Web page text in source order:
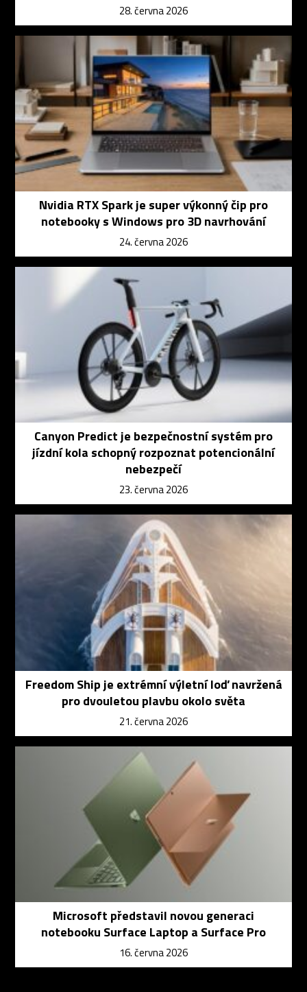
28. června 2026
Nvidia RTX Spark je super výkonný čip pro
notebooky s Windows pro 3D navrhování
24. června 2026
Canyon Predict je bezpečnostní systém pro
jízdní kola schopný rozpoznat potencionální
nebezpečí
23. června 2026
Freedom Ship je extrémní výletní loď navržená
pro dvouletou plavbu okolo světa
21. června 2026
Microsoft představil novou generaci
notebooku Surface Laptop a Surface Pro
16. června 2026